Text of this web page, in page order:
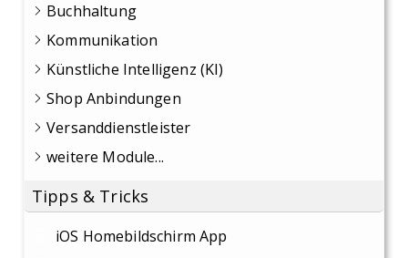
Buchhaltung
Kommunikation
Künstliche Intelligenz (KI)
Shop Anbindungen
Versanddienstleister
weitere Module...
Tipps & Tricks
iOS Homebildschirm App